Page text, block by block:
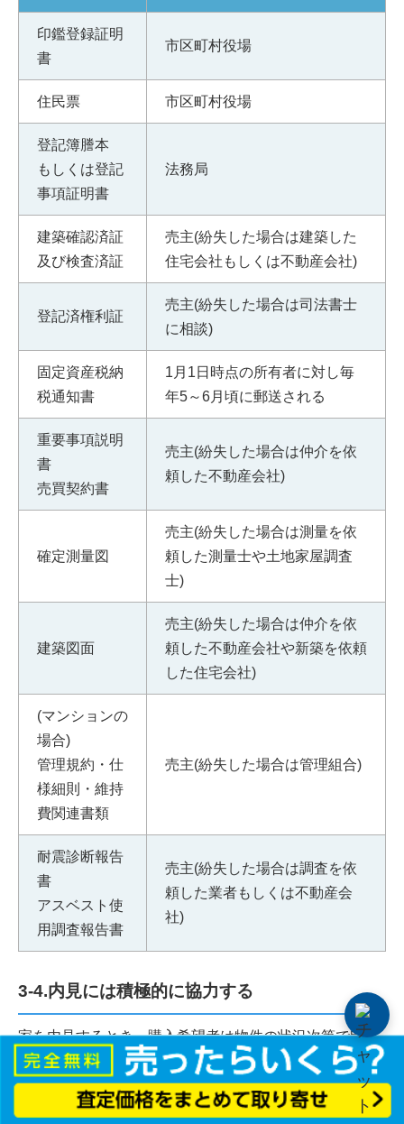
印鑑登録証明
書
市区町村役場
住民票 市区町村役場
登記簿謄本
もしくは登記
事項証明書
法務局
建築確認済証
及び検査済証
売主(紛失した場合は建築した
住宅会社もしくは不動産会社)
登記済権利証
売主(紛失した場合は司法書士
に相談)
固定資産税納
税通知書
1月1日時点の所有者に対し毎
年5～6月頃に郵送される
重要事項説明
書
売買契約書
売主(紛失した場合は仲介を依
頼した不動産会社)
確定測量図
売主(紛失した場合は測量を依
頼した測量士や土地家屋調査
士)
建築図面
売主(紛失した場合は仲介を依
頼した不動産会社や新築を依頼
した住宅会社)
(マンションの
場合)
管理規約・仕
様細則・維持
費関連書類
売主(紛失した場合は管理組合)
耐震診断報告
書
アスベスト使
用調査報告書
売主(紛失した場合は調査を依
頼した業者もしくは不動産会
社)
3-4.内見には積極的に協力する
家を内見するとき、購入希望者は物件の状況次第で印象
が大きく変わります。
このため、家の内見が決まったら、内見前に徹底的に清
掃したり、設備が破損していないか確認したりするな